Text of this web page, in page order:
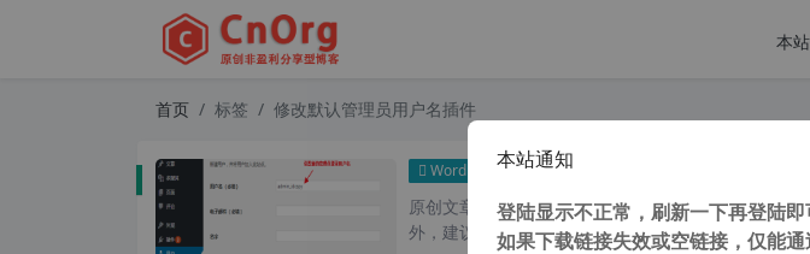
本
首页 标签 修改默认管理员用户名插件
WordPress插件 WordPress 修改默认管理员用户名插件 Admin
原创文章，转载请注明： 转载自cnorg.12hp.de 注
外，建议避开晚上的访问高峰期...
本站通知
登陆显示不正常，刷新一下再登陆即
如果下载链接失效或空链接，仅能